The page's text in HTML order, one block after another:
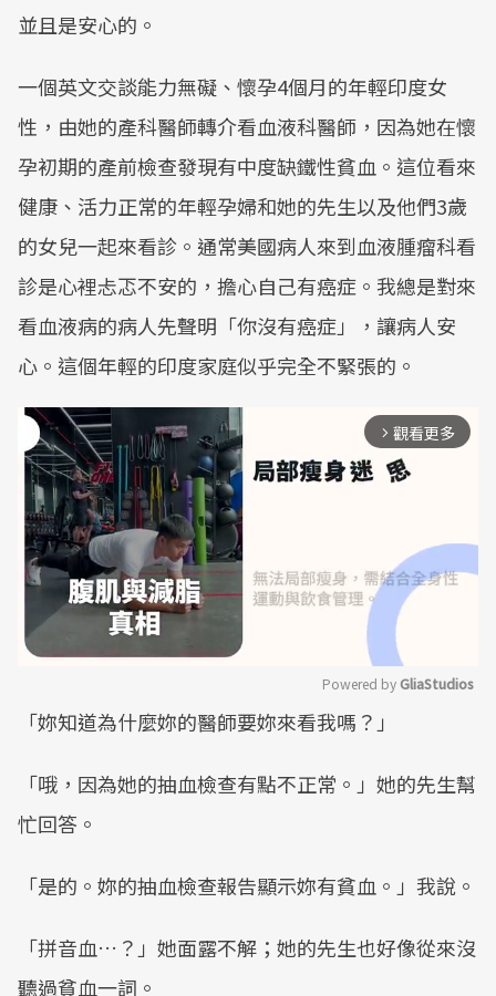
並且是安心的。
一個英文交談能力無礙、懷孕4個月的年輕印度女
性，由她的產科醫師轉介看血液科醫師，因為她在懷
孕初期的產前檢查發現有中度缺鐵性貧血。這位看來
健康、活力正常的年輕孕婦和她的先生以及他們3歲
的女兒一起來看診。通常美國病人來到血液腫瘤科看
診是心裡忐忑不安的，擔心自己有癌症。我總是對來
看血液病的病人先聲明「你沒有癌症」，讓病人安
心。這個年輕的印度家庭似乎完全不緊張的。
arrow_forward_ios 觀看更多
Powered by GliaStudios
「妳知道為什麼妳的醫師要妳來看我嗎？」
「哦，因為她的抽血檢查有點不正常。」她的先生幫
忙回答。
「是的。妳的抽血檢查報告顯示妳有貧血。」我說。
「拼音血…？」她面露不解；她的先生也好像從來沒
聽過貧血一詞。